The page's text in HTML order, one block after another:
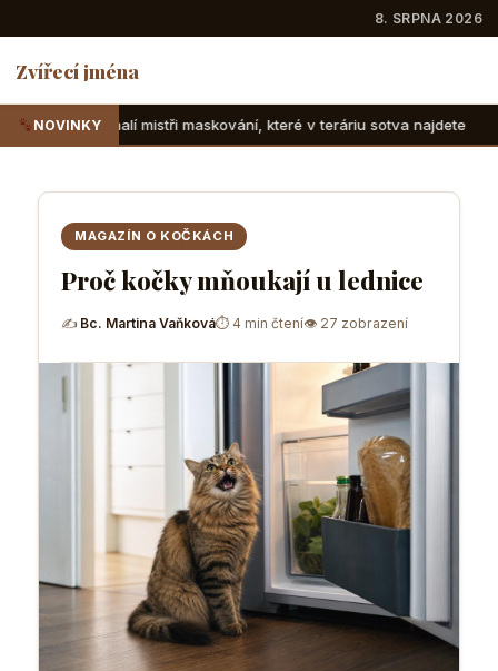
8. SRPNA 2026
Zvířecí jména
NOVINKY
maskování, které v teráriu sotva najdete
MAGAZÍN O KOČKÁCH
Proč kočky mňoukají u lednice
✍ Bc. Martina Vaňková⏱ 4 min čtení👁 27 zobrazení